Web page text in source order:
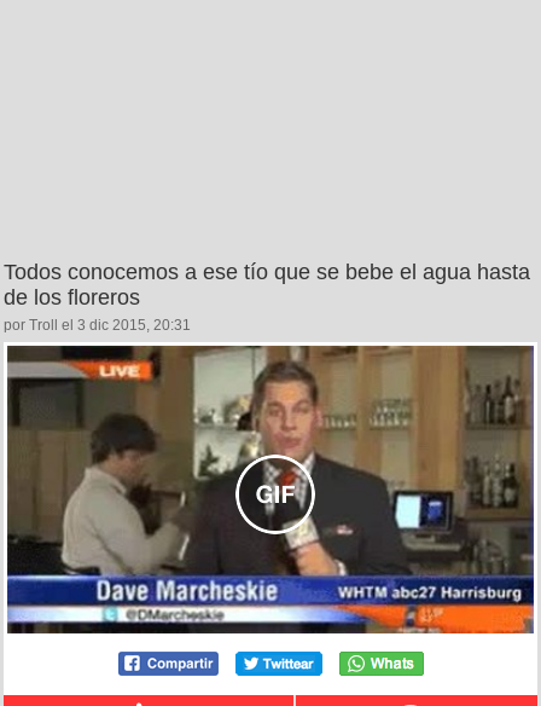
Todos conocemos a ese tío que se bebe el agua hasta
de los floreros
por Troll el 3 dic 2015, 20:31